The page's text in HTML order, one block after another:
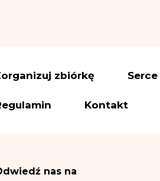
zbiórkę
Kontakt
nas na